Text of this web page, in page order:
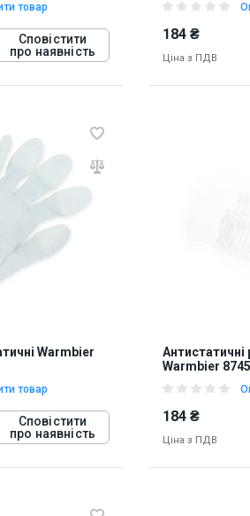
товар
Сповістити
про наявність
184 ₴
Ціна з ПДВ
Warmbier
товар
Сповістити
про наявність
Антистатичні
Warmbier
184 ₴
Ціна з ПДВ